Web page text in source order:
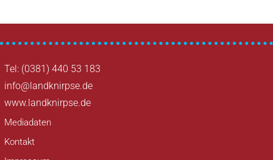
Tel: (0381) 440 53 183
info@landknirpse.de
www.landknirpse.de
Mediadaten
Kontakt